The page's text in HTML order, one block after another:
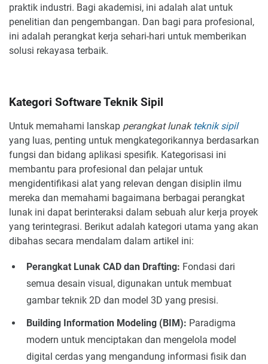
praktik industri. Bagi akademisi, ini adalah alat untuk
penelitian dan pengembangan. Dan bagi para profesional,
ini adalah perangkat kerja sehari-hari untuk memberikan
solusi rekayasa terbaik.
Kategori Software Teknik Sipil
Untuk memahami lanskap perangkat lunak teknik sipil
yang luas, penting untuk mengkategorikannya berdasarkan
fungsi dan bidang aplikasi spesifik. Kategorisasi ini
membantu para profesional dan pelajar untuk
mengidentifikasi alat yang relevan dengan disiplin ilmu
mereka dan memahami bagaimana berbagai perangkat
lunak ini dapat berinteraksi dalam sebuah alur kerja proyek
yang terintegrasi. Berikut adalah kategori utama yang akan
dibahas secara mendalam dalam artikel ini:
Perangkat Lunak CAD dan Drafting: Fondasi dari
semua desain visual, digunakan untuk membuat
gambar teknik 2D dan model 3D yang presisi.
Building Information Modeling (BIM): Paradigma
modern untuk menciptakan dan mengelola model
digital cerdas yang mengandung informasi fisik dan